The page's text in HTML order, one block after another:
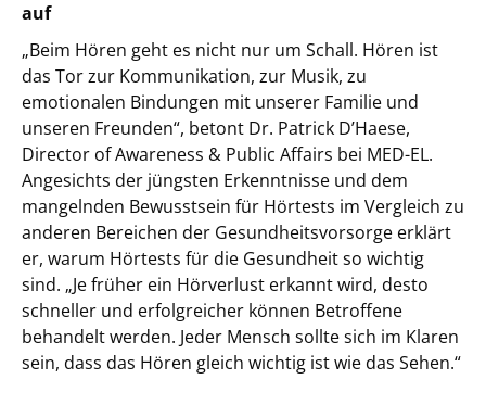
auf
„Beim Hören geht es nicht nur um Schall. Hören ist
das Tor zur Kommunikation, zur Musik, zu
emotionalen Bindungen mit unserer Familie und
unseren Freunden“, betont Dr. Patrick D’Haese,
Director of Awareness & Public Affairs bei MED-EL.
Angesichts der jüngsten Erkenntnisse und dem
mangelnden Bewusstsein für Hörtests im Vergleich zu
anderen Bereichen der Gesundheitsvorsorge erklärt
er, warum Hörtests für die Gesundheit so wichtig
sind. „Je früher ein Hörverlust erkannt wird, desto
schneller und erfolgreicher können Betroffene
behandelt werden. Jeder Mensch sollte sich im Klaren
sein, dass das Hören gleich wichtig ist wie das Sehen.“